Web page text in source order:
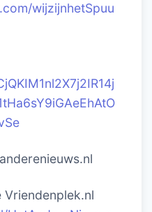
wijzijnhetSpuu
Vriendenplek.nl